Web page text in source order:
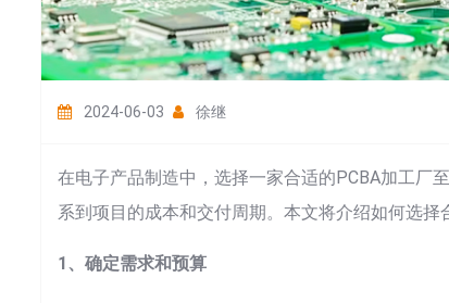
2024-06-03 徐继
在电子产品制造中，选择一家合适的PCBA加工厂
系到项目的成本和交付周期。本文将介绍如何选择
1、确定需求和预算